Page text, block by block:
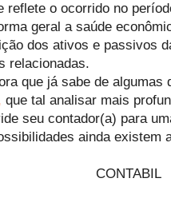
reflete o ocorrido no
geral a saúde
dos ativos e passivos
relacionadas.
que já sabe de algumas
que tal analisar mais
seu contador(a) para
ainda existem
CONTABIL